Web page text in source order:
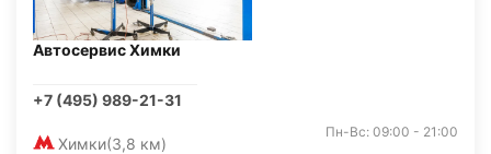
Автосервис Химки
+7 (495) 989-21-31
Химки(3,8 км)
Пн-Вс: 09:00 - 21:00